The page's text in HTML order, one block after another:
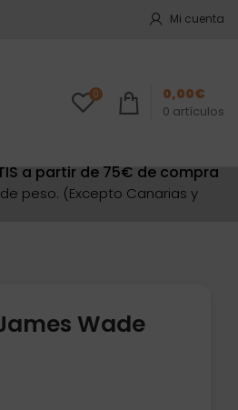
Mi cuenta
0
0 artículos
0,00€
a partir de 75€ de compra
de peso. (Excepto Canarias y
Wade